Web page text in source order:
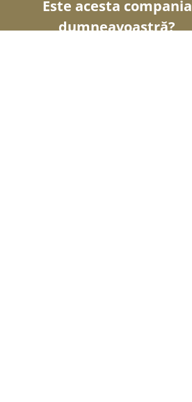
Este acesta compania
dumneavoastră?